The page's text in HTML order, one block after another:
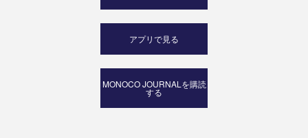
アプリで見る
MONOCO JOURNALを購読
する